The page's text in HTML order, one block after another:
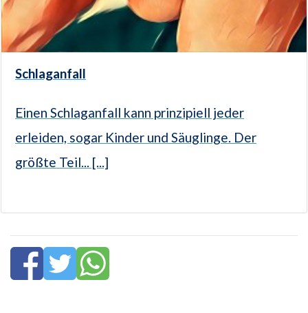
Schlaganfall
Einen Schlaganfall kann prinzipiell jeder
erleiden, sogar Kinder und Säuglinge. Der
größte Teil... [...]